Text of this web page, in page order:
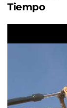
Tiempo